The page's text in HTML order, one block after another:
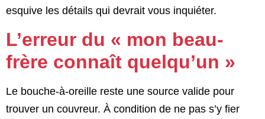
esquive les détails qui devrait vous inquiéter.
L’erreur du « mon beau-
frère connaît quelqu’un »
Le bouche-à-oreille reste une source valide pour
trouver un couvreur. À condition de ne pas s’y fier